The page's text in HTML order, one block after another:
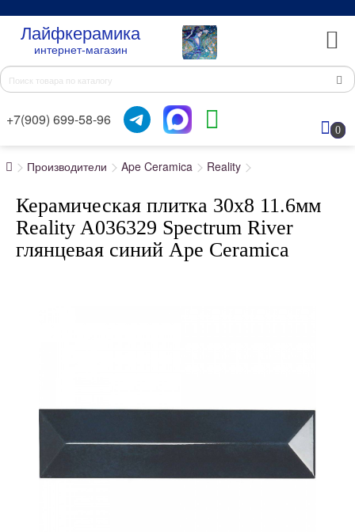
Лайфкерамика
интернет-магазин
+7(909) 699-58-96
0
Производители Ape Ceramica Reality
Керамическая плитка 30x8 11.6мм
Reality A036329 Spectrum River
глянцевая синий Ape Ceramica